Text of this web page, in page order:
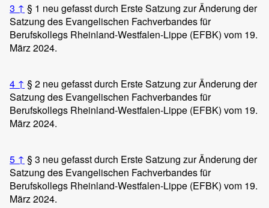
3 ↑ § 1 neu gefasst durch Erste Satzung zur Änderung der
Satzung des Evangelischen Fachverbandes für
Berufskollegs Rheinland-Westfalen-Lippe (EFBK) vom 19.
März 2024.
4 ↑ § 2 neu gefasst durch Erste Satzung zur Änderung der
Satzung des Evangelischen Fachverbandes für
Berufskollegs Rheinland-Westfalen-Lippe (EFBK) vom 19.
März 2024.
5 ↑ § 3 neu gefasst durch Erste Satzung zur Änderung der
Satzung des Evangelischen Fachverbandes für
Berufskollegs Rheinland-Westfalen-Lippe (EFBK) vom 19.
März 2024.